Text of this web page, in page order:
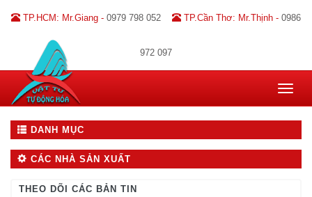
TP.HCM: Mr.Giang - 0979 798 052 TP.Cần Thơ: Mr.Thịnh - 0986
972 097
Toggle
DANH MỤC
CÁC NHÀ SẢN XUẤT
THEO DÕI CÁC BẢN TIN